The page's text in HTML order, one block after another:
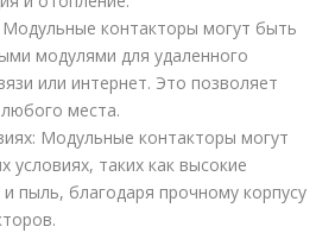
контакторы могут быть
модулями для удаленного
или интернет. Это позволяет
места.
Модульные контакторы могут
условиях, таких как высокие
пыль, благодаря прочному корпусу